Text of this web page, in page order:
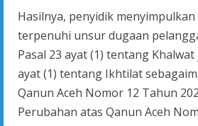
Hasilnya, penyidik
terpenuhi unsur dugaan
Pasal 23 ayat (1) tentang
ayat (1) tentang Ikhtilat
Qanun Aceh Nomor 12 Tahun
Perubahan atas Qanun Aceh